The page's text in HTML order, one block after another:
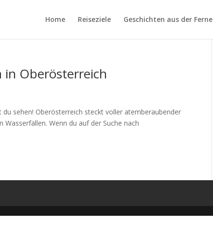
Home Reiseziele Geschichten aus der Ferne
in Oberösterreich
sehen! Oberösterreich steckt voller atemberaubender
Wenn du auf der Suche nach